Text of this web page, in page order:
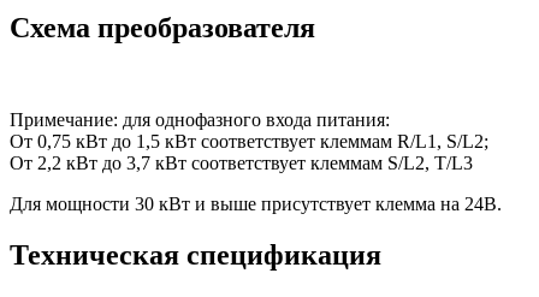
Схема преобразователя
Примечание: для однофазного входа питания:
От 0,75 кВт до 1,5 кВт соответствует клеммам R/L1, S/L2;
От 2,2 кВт до 3,7 кВт соответствует клеммам S/L2, T/L3
Для мощности 30 кВт и выше присутствует клемма на 24В.
Техническая спецификация